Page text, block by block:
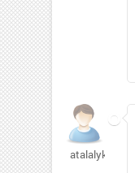
atalalykin